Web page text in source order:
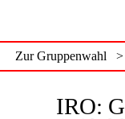
Zur Gruppenwahl >
IRO: